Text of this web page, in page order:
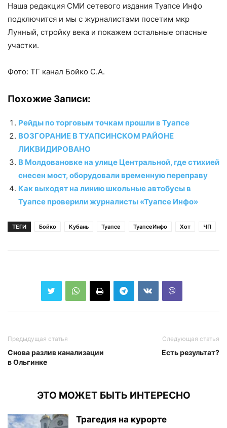
Наша редакция СМИ сетевого издания Туапсе Инфо
подключится и мы с журналистами посетим мкр
Лунный, стройку века и покажем остальные опасные
участки.
Фото: ТГ канал Бойко С.А.
Похожие Записи:
Рейды по торговым точкам прошли в Туапсе
ВОЗГОРАНИЕ В ТУАПСИНСКОМ РАЙОНЕ
ЛИКВИДИРОВАНО
В Молдовановке на улице Центральной, где стихией
снесен мост, оборудовали временную переправу
Как выходят на линию школьные автобусы в
Туапсе проверили журналисты «Туапсе Инфо»
ТЕГИ Бойко Кубань Туапсе ТуапсеИнфо Хот ЧП
Предыдущая статья
Снова разлив канализации
в Ольгинке
Следующая статья
Есть результат?
ЭТО МОЖЕТ БЫТЬ ИНТЕРЕСНО
Трагедия на курорте